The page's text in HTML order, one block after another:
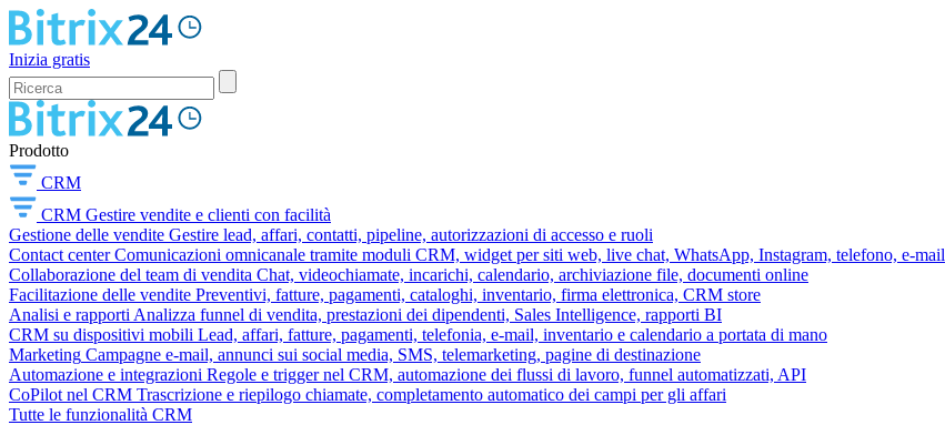
Inizia gratis
Prodotto
CRM
CRM Gestire vendite e clienti con facilità
Gestione delle vendite Gestire lead, affari, contatti, pipeline, autorizzazioni di accesso e ruoli
Contact center Comunicazioni omnicanale tramite moduli CRM, widget per siti web, live chat, WhatsApp, Instagram, telefono, e-mail
Collaborazione del team di vendita Chat, videochiamate, incarichi, calendario, archiviazione file, documenti online
Facilitazione delle vendite Preventivi, fatture, pagamenti, cataloghi, inventario, firma elettronica, CRM store
Analisi e rapporti Analizza funnel di vendita, prestazioni dei dipendenti, Sales Intelligence, rapporti BI
CRM su dispositivi mobili Lead, affari, fatture, pagamenti, telefonia, e-mail, inventario e calendario a portata di mano
Marketing Campagne e-mail, annunci sui social media, SMS, telemarketing, pagine di destinazione
Automazione e integrazioni Regole e trigger nel CRM, automazione dei flussi di lavoro, funnel automatizzati, API
CoPilot nel CRM Trascrizione e riepilogo chiamate, completamento automatico dei campi per gli affari
Tutte le funzionalità CRM